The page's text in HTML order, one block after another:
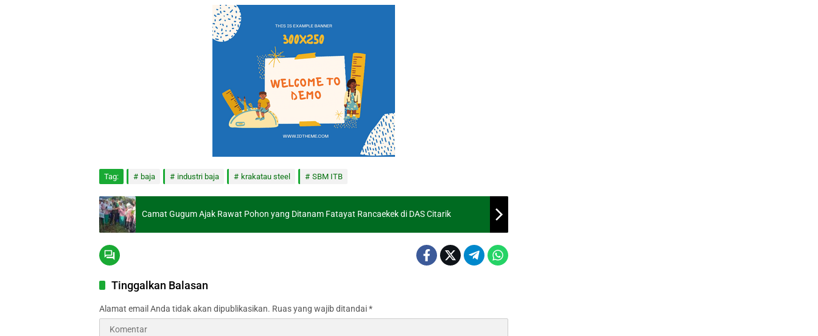
Tag: baja industri baja krakatau steel SBM ITB
Camat Gugum Ajak Rawat Pohon yang Ditanam Fatayat Rancaekek di DAS Citarik
Tinggalkan Balasan
Alamat email Anda tidak akan dipublikasikan. Ruas yang wajib ditandai*